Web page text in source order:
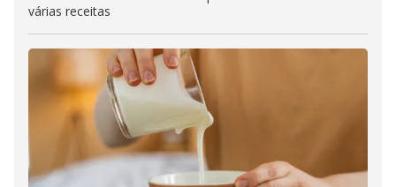
várias receitas